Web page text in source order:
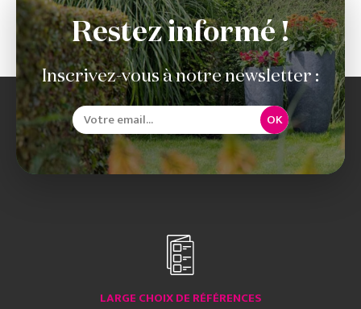
Restez informé !
Inscrivez-vous à notre newsletter :
OK
LARGE CHOIX DE RÉFÉRENCES